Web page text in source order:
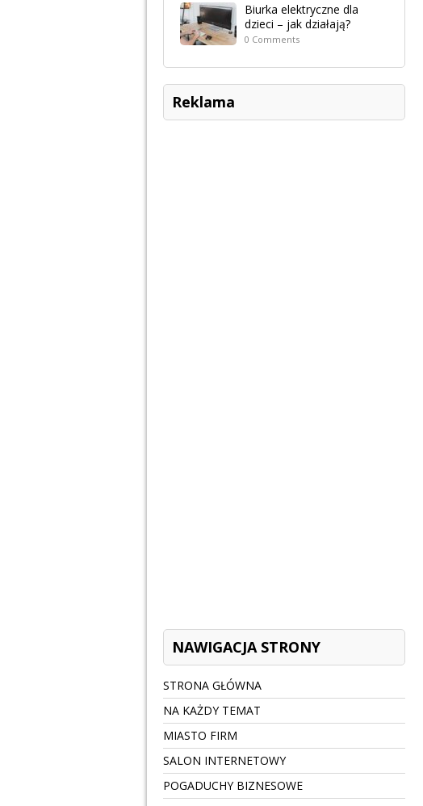
Biurka elektryczne dla
dzieci – jak działają?
0 Comments
Reklama
NAWIGACJA STRONY
STRONA GŁÓWNA
NA KAŻDY TEMAT
MIASTO FIRM
SALON INTERNETOWY
POGADUCHY BIZNESOWE